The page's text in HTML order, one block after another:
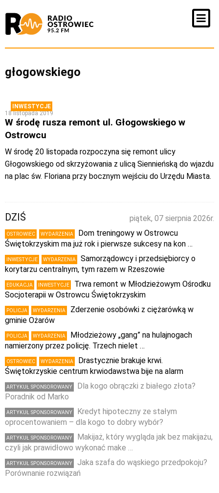
głogowskiego
INWESTYCJE
18 listopada 2019
W środę rusza remont ul. Głogowskiego w
Ostrowcu
W środę 20 listopada rozpoczyna się remont ulicy
Głogowskiego od skrzyżowania z ulicą Siennieńską do wjazdu
na plac św. Floriana przy bocznym wejściu do Urzędu Miasta.
piątek, 07 sierpnia 2026r.
DZIŚ
OSTROWIEC WYDARZENIA
Dom treningowy w Ostrowcu
Świętokrzyskim ma już rok i pierwsze sukcesy na kon …
INWESTYCJE WYDARZENIA
Samorządowcy i przedsiębiorcy o
korytarzu centralnym, tym razem w Rzeszowie
EDUKACJA INWESTYCJE
Trwa remont w Młodzieżowym Ośrodku
Socjoterapii w Ostrowcu Świętokrzyskim
POLICJA WYDARZENIA
Zderzenie osobówki z ciężarówką w
gminie Ożarów
POLICJA WYDARZENIA
Młodzieżowy „gang” na hulajnogach
namierzony przez policję. Trzech nielet …
OSTROWIEC WYDARZENIA
Drastycznie brakuje krwi.
Świętokrzyskie centrum krwiodawstwa bije na alarm
ARTYKUŁ SPONSOROWANY
Dla kogo obrączki z białego złota?
Poradnik od Marko
ARTYKUŁ SPONSOROWANY
Kredyt hipoteczny ze stałym
oprocentowaniem – dla kogo to dobry wybór?
ARTYKUŁ SPONSOROWANY
Makijaż, który wygląda jak bez makijażu,
czyli jak prawidłowo wykonać make …
ARTYKUŁ SPONSOROWANY
Jaka szafa do wąskiego przedpokoju?
Porównanie rozwiązań